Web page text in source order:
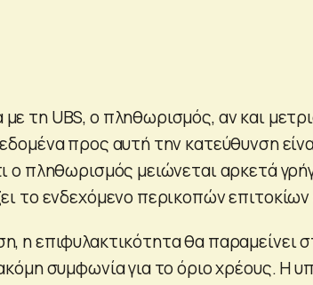
τη UBS, ο πληθωρισμός, αν και
προς αυτή την κατεύθυνση
ο πληθωρισμός μειώνεται αρκετά
το ενδεχόμενο περικοπών
η επιφυλακτικότητα θα παραμείνει
συμφωνία για το όριο χρέους. Η